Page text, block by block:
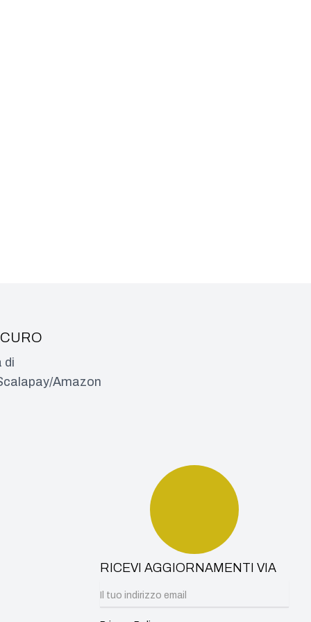
di
Amazon
RICEVI AGGIORNAMENTI VIA